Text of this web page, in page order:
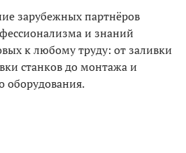
зарубежных партнёров
и знаний
к любому труду: от заливки
станков до монтажа и
оборудования.